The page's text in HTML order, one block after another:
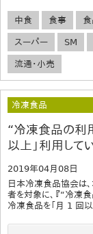
中食 食事
スーパー SM
流通・小売
冷凍食品
“冷凍食品の利
以上」利用して
2019年04月08日
日本冷凍食品協会は
者を対象に、『“冷凍
冷凍食品を「月 1 回